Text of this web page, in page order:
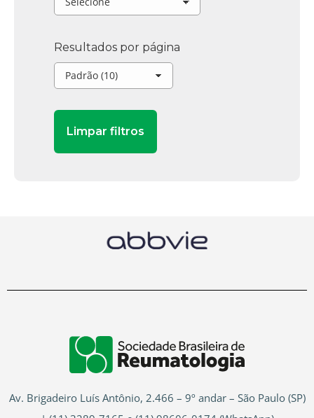
Resultados por página
Av. Brigadeiro Luís Antônio, 2.466 – 9º andar – São Paulo (SP)